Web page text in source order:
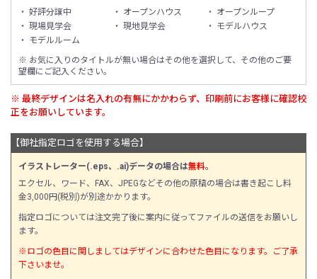
・ 好評分譲中 ・ オープンハウス
・ オープンループ
・ 現場見学会
・ 現地見学会
・ モデルハウス
・ モデルルーム
※ お気に入りのタイトルが無い場合はその他を選択して、その他のご要
望欄にご記入ください。
※ 最終デザインは名入れの有無にかかわらず、印刷前にお客様に確認校
正をお願いしています。
【御社指定ロゴを使用する場合】
イラストレーター(.eps、.ai)データの場合は無料。
エクセル、ワード、FAX、JPEGなどその他の原稿の場合は書き起こし料
金3,000円(税別)が別途かかります。
指定ロゴについては注文完了後に案内に従ってファイルの送信をお願いし
ます。
※ロゴの色目に関しましてはデザインに合わせた色目になります。ご了承
下さいませ。